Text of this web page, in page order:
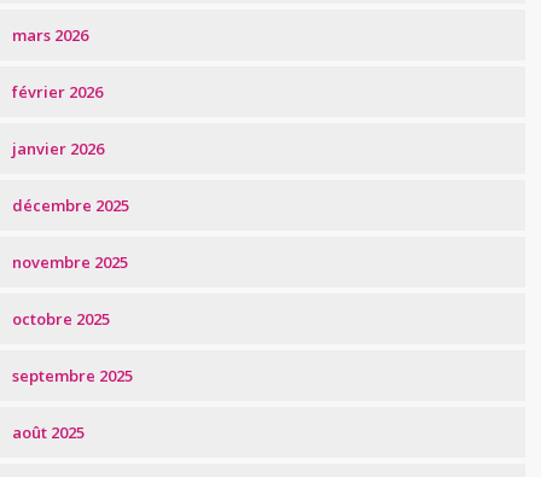
mars 2026
février 2026
janvier 2026
décembre 2025
novembre 2025
octobre 2025
septembre 2025
août 2025